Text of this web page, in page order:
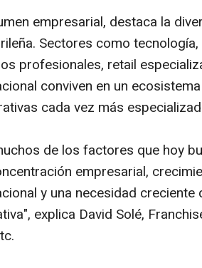
empresarial, destaca la
Sectores como
profesionales, retail
conviven en un
cada vez más
de los factores que hoy
empresarial,
y una necesidad creciente
explica David Solé,